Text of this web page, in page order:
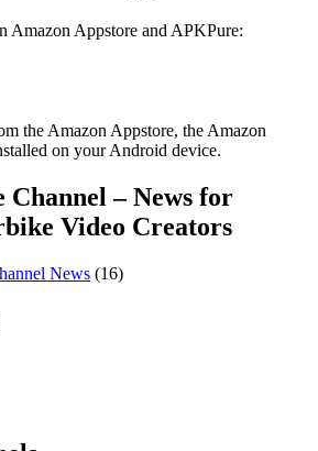
Amazon Appstore and APKPure:
the Amazon Appstore, the Amazon
on your Android device.
– News for
Video Creators
News (16)